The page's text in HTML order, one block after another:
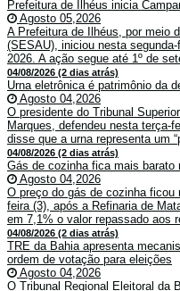
Prefeitura de Ilhéus inicia
Agosto 05,2026
A Prefeitura de Ilhéus, por meio
(SESAU), iniciou nesta
2026. A ação segue até 1º de
04/08/2026 (2 dias atrás)
Urna eletrônica é patrimônio da
Agosto 04,2026
O presidente do Tribunal
Marques, defendeu nesta terça-
disse que a urna representa um
04/08/2026 (2 dias atrás)
Gás de cozinha fica mais barato
Agosto 04,2026
O preço do gás de cozinha ficou
feira (3), após a Refinaria de
em 7,1% o valor repassado aos
04/08/2026 (2 dias atrás)
TRE da Bahia apresenta
ordem de votação para eleições
Agosto 04,2026
O Tribunal Regional Eleitoral da